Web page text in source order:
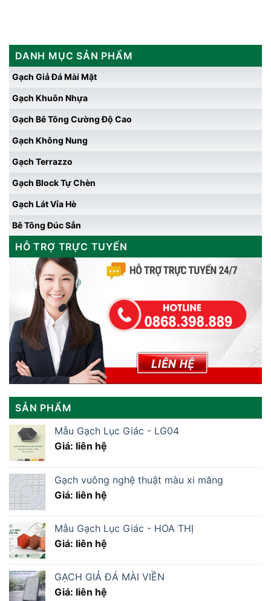
DANH MỤC SẢN PHẨM
Gạch Giả Đá Mài Mặt
Gạch Khuôn Nhựa
Gạch Bê Tông Cường Độ Cao
Gạch Không Nung
Gạch Terrazzo
Gạch Block Tự Chèn
Gạch Lát Vỉa Hè
Bê Tông Đúc Sẳn
HỖ TRỢ TRỰC TUYẾN
SẢN PHẨM
Mẫu Gạch Lục Giác - LG04
Giá: liên hệ
Gạch vuông nghệ thuật màu xi măng
Giá: liên hệ
Mẫu Gạch Lục Giác - HOA THỊ
Giá: liên hệ
GẠCH GIẢ ĐÁ MÀI VIỀN
Giá: liên hệ